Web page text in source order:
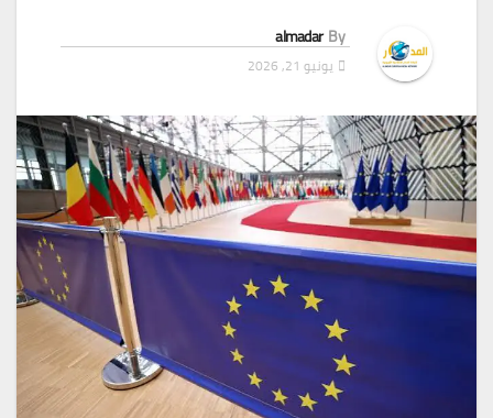
By
almadar
يونيو 21, 2026